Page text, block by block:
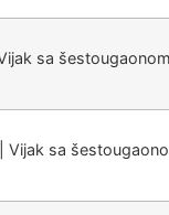
sa
Vijak sa